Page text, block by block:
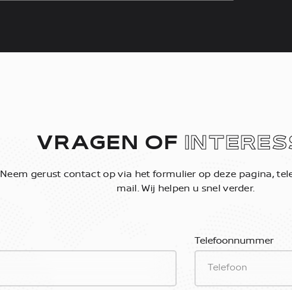
VRAGEN OF
Neem gerust contact op via het formulier op deze pagina,
mail. Wij helpen u snel verder.
Telefoonnummer